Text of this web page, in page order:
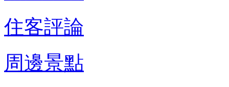
住客評論
周邊景點